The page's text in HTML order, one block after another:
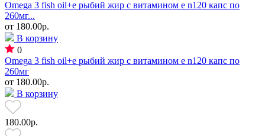
Omega 3 fish oil+e рыбий жир с витамином е n120 капс по
260мг...
от 180.00р.
В корзину
0
Omega 3 fish oil+e рыбий жир с витамином е n120 капс по
260мг
от 180.00р.
В корзину
180.00р.